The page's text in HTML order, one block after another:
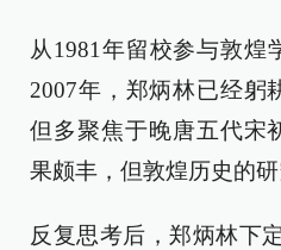
从1981年留校参与敦煌
2007年，郑炳林已经躬
但多聚焦于晚唐五代宋
果颇丰，但敦煌历史的研
反复思考后，郑炳林下